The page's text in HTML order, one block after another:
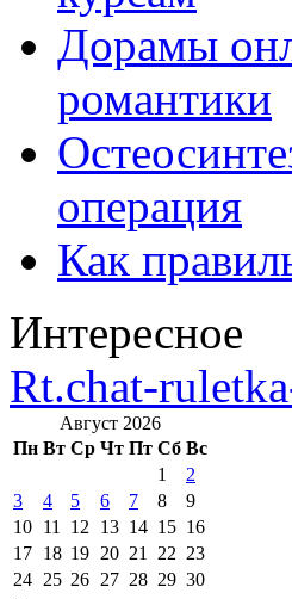
Дорамы
романтики
операция
Как
Интересное
Rt.chat-
Август 2026
Пн Вт Ср Чт Пт Сб Вс
1
2
3
4 5 6 7 8
9
10 11 12 13 14 15 16
17 18 19 20 21 22 23
24 25 26 27 28 29 30